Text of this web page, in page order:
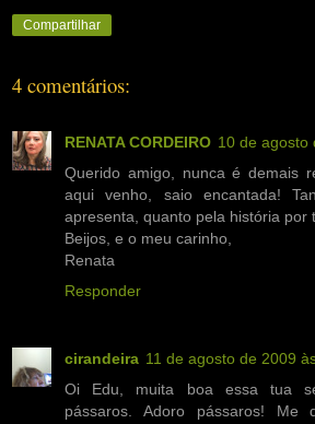
Compartilhar
4 comentários:
RENATA CORDEIRO 10 de agosto
Querido amigo, nunca é demais
aqui venho, saio encantada!
apresenta, quanto pela história por
Beijos, e o meu carinho,
Renata
Responder
cirandeira 11 de agosto de 2009
Oi Edu, muita boa essa tua
pássaros. Adoro pássaros! Me